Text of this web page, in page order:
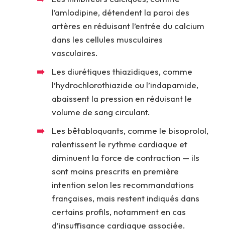
l’amlodipine, détendent la paroi des
artères en réduisant l’entrée du calcium
dans les cellules musculaires
vasculaires.
Les diurétiques thiazidiques, comme
l’hydrochlorothiazide ou l’indapamide,
abaissent la pression en réduisant le
volume de sang circulant.
Les bêtabloquants, comme le bisoprolol,
ralentissent le rythme cardiaque et
diminuent la force de contraction — ils
sont moins prescrits en première
intention selon les recommandations
françaises, mais restent indiqués dans
certains profils, notamment en cas
d’insuffisance cardiaque associée.